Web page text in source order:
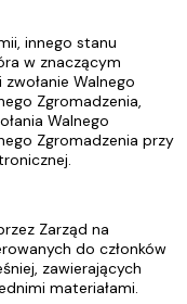
innego stanu
w znaczącym
Walnego
Zgromadzenia,
Walnego
Zgromadzenia przy
Zarząd na
do członków
zawierających
materiałami.